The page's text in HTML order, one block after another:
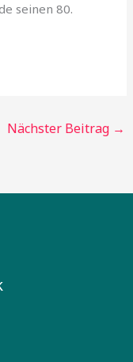
seinen 80.
Nächster Beitrag →